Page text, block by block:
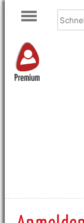
Premium